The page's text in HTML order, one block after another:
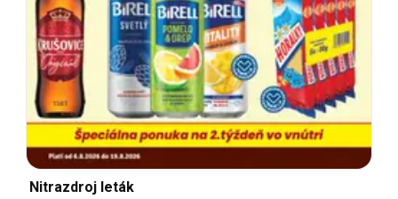
Nitrazdroj leták